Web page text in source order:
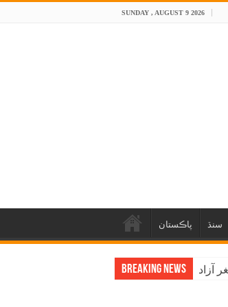
SUNDAY , AUGUST 9 2026
پاڪستان سنڌ
Breaking News آزاد